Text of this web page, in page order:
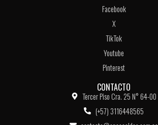
Facebook
X
TikTok
Youtube
Pinterest
CONTACTO
Tercer Piso Cra. 25 N° 64-00
(+57) 3116448565